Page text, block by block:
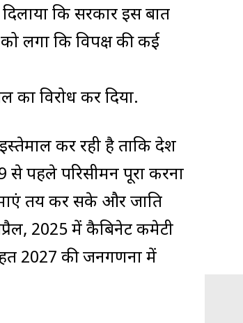
कि सरकार इस बात
लगा कि विपक्ष की कई
का विरोध कर दिया.
कर रही है ताकि देश
से पहले परिसीमन पूरा करना
तय कर सके और जाति
2025 में कैबिनेट कमेटी
2027 की जनगणना में